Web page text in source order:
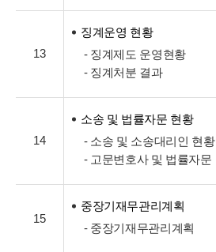
13
징계운영 현황
- 징계제도 운영현황
- 징계처분 결과
14
소송 및 법률자문 현황
- 소송 및 소송대리인 현황
- 고문변호사 및 법률자문
15
중장기재무관리계획
- 중장기재무관리계획